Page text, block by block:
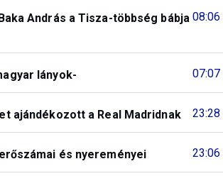
08:06
András a Tisza-többség bábja
07:07
lányok-
23:28
ajándékozott a Real Madridnak
23:06
és nyereményei